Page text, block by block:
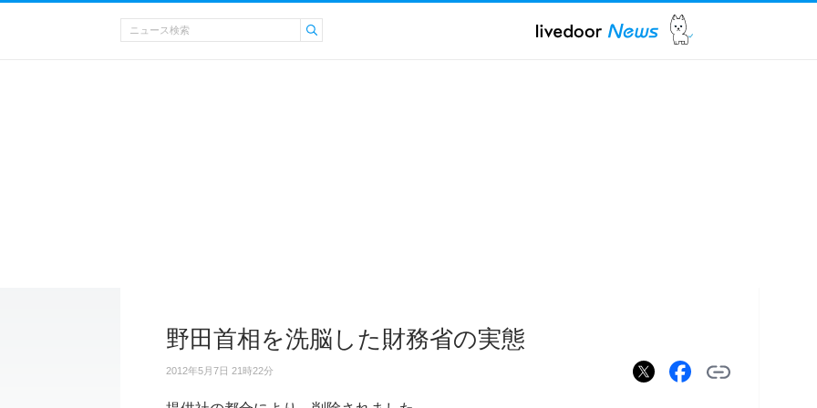
野田首相を洗脳した財務省の実態
2012年5月7日 21時22分